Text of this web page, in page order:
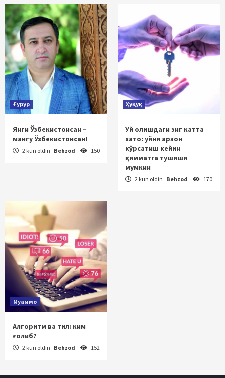
Ғурур
Янги Ўзбекистонсан –
мангу Ўзбекистонсан!
2 kun oldin Behzod 150
Ҳуқуқ
Уй олишдаги энг катта
хато: уйни арзон
кўрсатиш кейин
қимматга тушиши
мумкин
2 kun oldin Behzod 170
Муаммо
Алгоритм ва тил: ким
ғолиб?
2 kun oldin Behzod 152